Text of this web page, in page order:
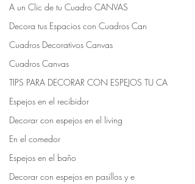
A un Clic de tu Cuadro CANVAS
Decora tus Espacios con Cuadros Can
Cuadros Decorativos Canvas
Cuadros Canvas
TIPS PARA DECORAR CON ESPEJOS TU CA
Espejos en el recibidor
Decorar con espejos en el living
En el comedor
Espejos en el baño
Decorar con espejos en pasillos y e